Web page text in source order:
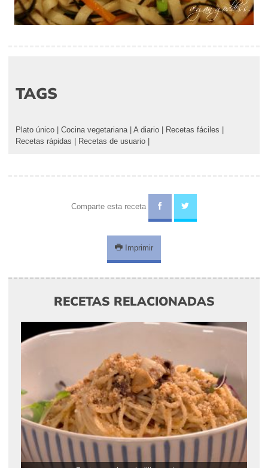
TAGS
Plato único Cocina vegetariana| A diario Recetas fáciles
Recetas rápidas
Recetas de usuario
Comparte esta receta
Imprimir
RECETAS RELACIONADAS